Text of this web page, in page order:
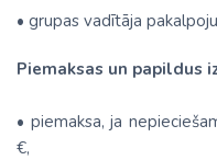
• grupas vadītāja
Piemaksas un papildus
• piemaksa, ja
€,